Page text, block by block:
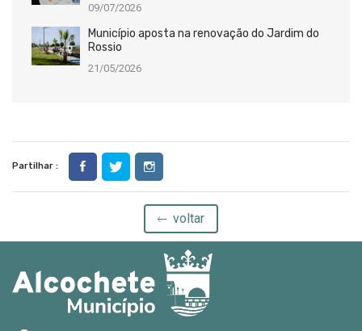
09/07/2026
Município aposta na renovação do Jardim do
Rossio
21/05/2026
Partilhar :
voltar